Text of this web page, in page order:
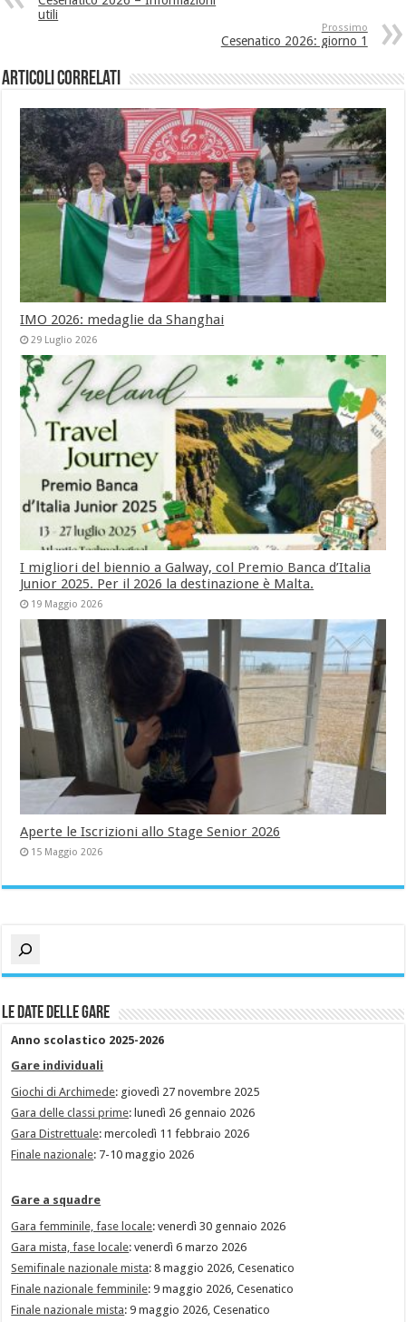
utili
Prossimo
Cesenatico 2026: giorno 1
Articoli correlati
IMO 2026: medaglie da Shanghai
29 Luglio 2026
I migliori del biennio a Galway, col Premio Banca d’Italia
Junior 2025. Per il 2026 la destinazione è Malta.
19 Maggio 2026
Aperte le Iscrizioni allo Stage Senior 2026
15 Maggio 2026
Cerca
Le date delle gare
Anno scolastico 2025-2026
Gare individuali
Giochi di Archimede: giovedì 27 novembre 2025
Gara delle classi prime: lunedì 26 gennaio 2026
Gara Distrettuale: mercoledì 11 febbraio 2026
Finale nazionale: 7-10 maggio 2026
Gare a squadre
Gara femminile, fase locale: venerdì 30 gennaio 2026
Gara mista, fase locale: venerdì 6 marzo 2026
Semifinale nazionale mista: 8 maggio 2026, Cesenatico
Finale nazionale femminile: 9 maggio 2026, Cesenatico
Finale nazionale mista: 9 maggio 2026, Cesenatico